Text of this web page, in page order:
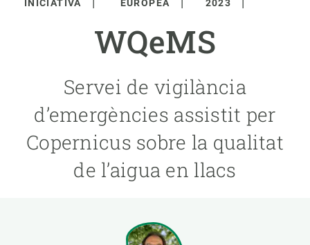
INICIATIVA
EUROPEA
2023
WQeMS
Servei de vigilància
d’emergències assistit per
Copernicus sobre la qualitat
de l’aigua en llacs
Responsive
SOBRE NOSALTRES
UNEIX-TE A NOSALTRES
PARTICIPA
NOTÍCIES I AGENDA